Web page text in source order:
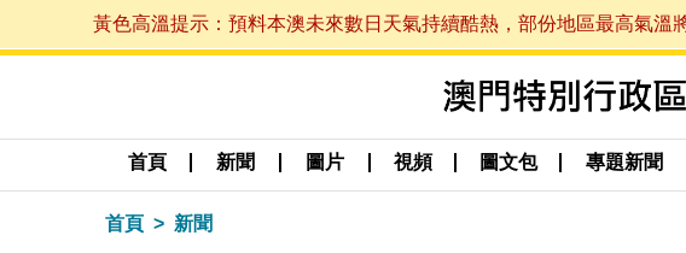
黃色高溫提示：預料本澳未來數日天氣持續酷熱，部份地區最高氣
首頁 新聞 圖片 視頻 圖文包 專題新聞
首頁 新聞